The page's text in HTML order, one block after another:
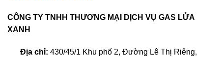
CÔNG TY TNHH THƯƠNG MẠI DỊCH VỤ GAS LỬA
XANH
Địa chỉ: 430/45/1 Khu phố 2, Đường Lê Thị Riêng,